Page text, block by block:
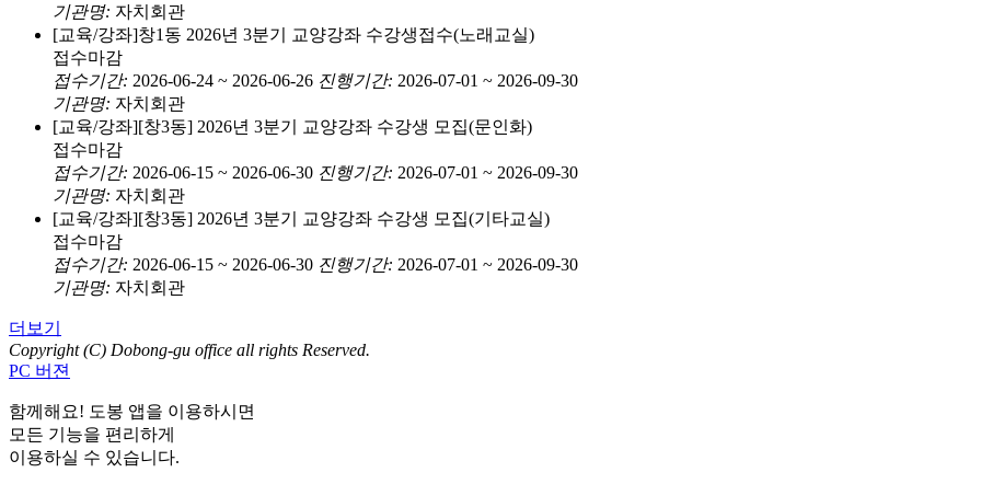
기관명: 자치회관
[교육/강좌]창1동 2026년 3분기 교양강좌 수강생접수(노래교실)
접수마감
접수기간: 2026-06-24 ~ 2026-06-26 진행기간: 2026-07-01 ~ 2026-09-30
기관명: 자치회관
[교육/강좌][창3동] 2026년 3분기 교양강좌 수강생 모집(문인화)
접수마감
접수기간: 2026-06-15 ~ 2026-06-30 진행기간: 2026-07-01 ~ 2026-09-30
기관명: 자치회관
[교육/강좌][창3동] 2026년 3분기 교양강좌 수강생 모집(기타교실)
접수마감
접수기간: 2026-06-15 ~ 2026-06-30 진행기간: 2026-07-01 ~ 2026-09-30
기관명: 자치회관
더보기
Copyright (C) Dobong-gu office all rights Reserved.
PC 버젼
함께해요! 도봉 앱을 이용하시면
모든 기능을 편리하게
이용하실 수 있습니다.